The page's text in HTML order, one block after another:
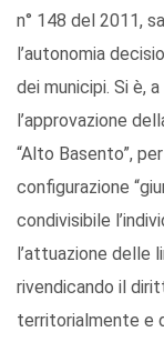
n° 148 del 2011,
l’autonomia
dei municipi. Si è,
l’approvazione
“Alto Basento”,
configurazione
condivisibile
l’attuazione delle
rivendicando il
territorialmente e